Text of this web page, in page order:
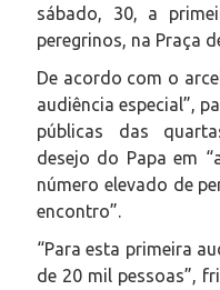
sábado, 30, a
peregrinos, na Praça
De acordo com o
audiência especial”,
públicas das
desejo do Papa em
número elevado de
encontro”.
“Para esta primeira
de 20 mil pessoas”,